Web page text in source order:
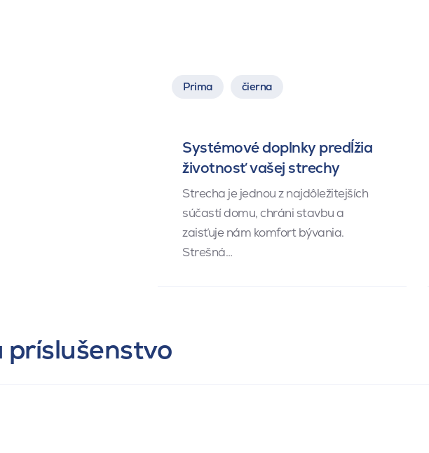
Prima čierna
Systémové doplnky predĺžia
životnosť vašej strechy
Strecha je jednou z najdôležitejších
súčastí domu, chráni stavbu a
zaisťuje nám komfort bývania.
Strešná…
príslušenstvo